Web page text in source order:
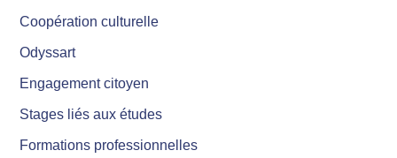
Coopération culturelle
Odyssart
Engagement citoyen
Stages liés aux études
Formations professionnelles